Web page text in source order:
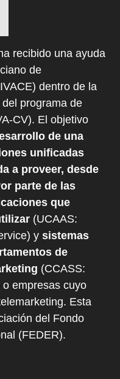
recibido una ayuda
de
dentro de la
programa de
CV). El objetivo
de una
unificadas
a proveer, desde
parte de las
que
(UCAAS:
y sistemas
de
(CCASS:
empresas cuyo
Esta
del Fondo
(FEDER).